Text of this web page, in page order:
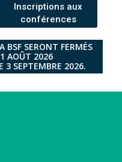
Inscriptions aux
conférences
BSF SERONT FERMÉS
AOÛT 2026
3 SEPTEMBRE 2026.